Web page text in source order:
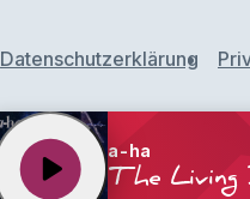
Datenschutzerklärung
a-ha
The Living
play_arrow